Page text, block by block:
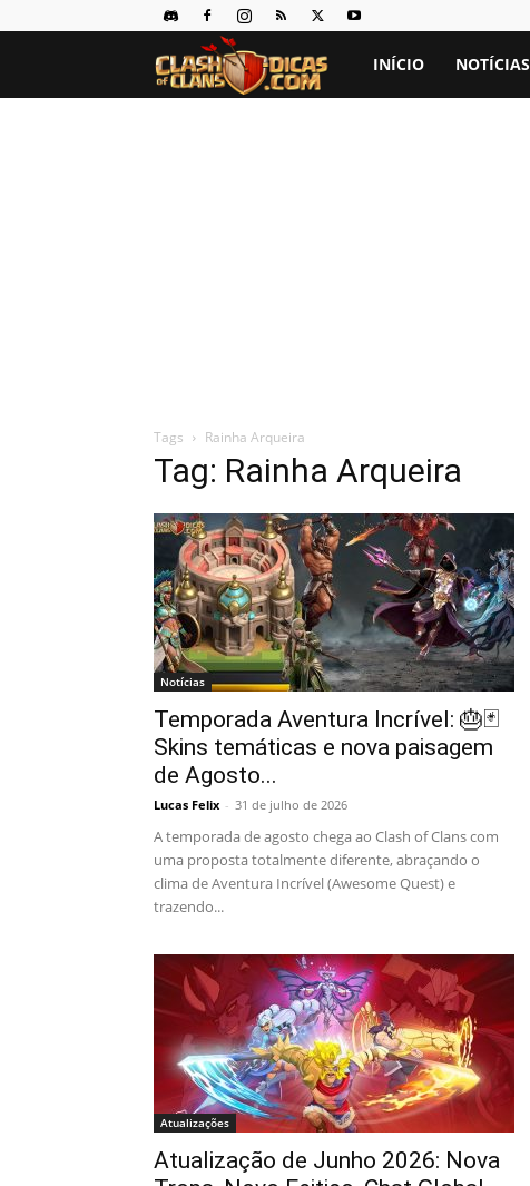
Clash
INÍCIO NOTÍCIAS
Tags Rainha Arqueira
Tag: Rainha Arqueira
Notícias
Temporada Aventura Incrível: 🎂🃏
Skins temáticas e nova paisagem
de Agosto...
Lucas Felix - 31 de julho de 2026
A temporada de agosto chega ao Clash of Clans com
uma proposta totalmente diferente, abraçando o
clima de Aventura Incrível (Awesome Quest) e
trazendo...
Atualizações
Atualização de Junho 2026: Nova